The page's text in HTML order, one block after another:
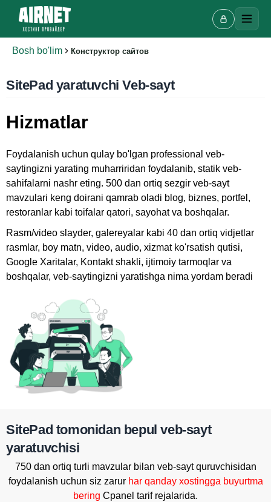
Bosh bo'lim Конструктор сайтов
SitePad yaratuvchi Veb-sayt
Hizmatlar
Foydalanish uchun qulay bo'lgan professional veb-
saytingizni yarating muharriridan foydalanib, statik veb-
sahifalarni nashr eting. 500 dan ortiq sezgir veb-sayt
mavzulari keng doirani qamrab oladi blog, biznes, portfel,
restoranlar kabi toifalar qatori, sayohat va boshqalar.
Rasm/video slayder, galereyalar kabi 40 dan ortiq vidjetlar
rasmlar, boy matn, video, audio, xizmat ko'rsatish qutisi,
Google Xaritalar, Kontakt shakli, ijtimoiy tarmoqlar va
boshqalar, veb-saytingizni yaratishga nima yordam beradi
SitePad tomonidan bepul veb-sayt
yaratuvchisi
750 dan ortiq turli mavzular bilan veb-sayt quruvchisidan
foydalanish uchun siz zarur har qanday xostingga buyurtma
bering Cpanel tarif rejalarida.
A
Onlayn chat
Onlayn · bir necha daqiqada javob beramiz
Ismingiz